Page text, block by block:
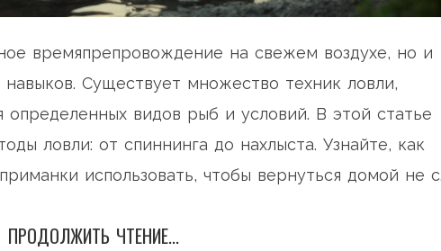
времяпрепровождение на свежем воздухе, но и
Существует множество техник ловли,
определенных видов рыб и условий. В этой статье
ловли: от спиннинга до нахлыста. Узнайте, как
использовать, чтобы вернуться домой не с
ПРОДОЛЖИТЬ ЧТЕНИЕ...